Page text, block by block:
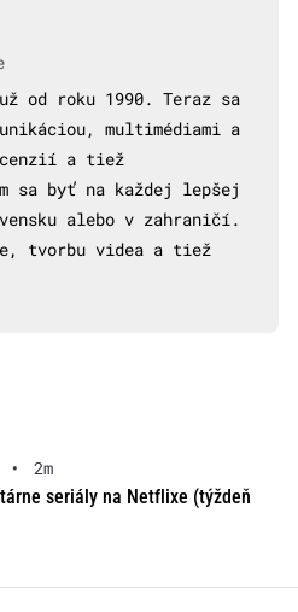
od roku 1990. Teraz sa
multimédiami a
a tiež
sa byť na každej lepšej
alebo v zahraničí.
tvorbu videa a tiež
•
2m
seriály na Netflixe (týždeň